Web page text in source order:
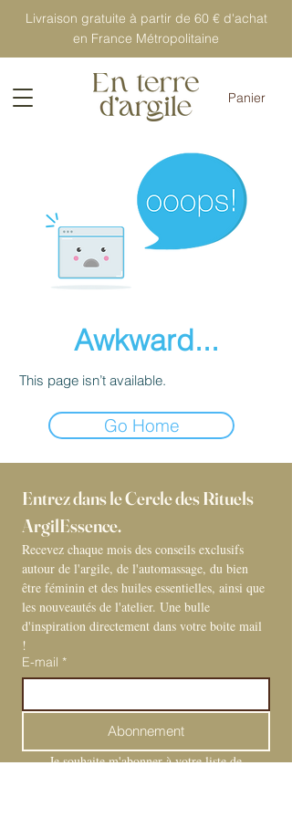
Livraison gratuite à partir de 60 € d'achat
en France Métropolitaine
Panier
Awkward...
This page isn’t available.
Go Home
Entrez dans le Cercle des Rituels
ArgilEssence.
Recevez chaque mois des conseils exclusifs
autour de l'argile, de l'automassage, du bien
être féminin et des huiles essentielles, ainsi que
les nouveautés de l'atelier. Une bulle
d'inspiration directement dans votre boite mail
!
E-mail *
Abonnement
Je souhaite m'abonner à votre liste de